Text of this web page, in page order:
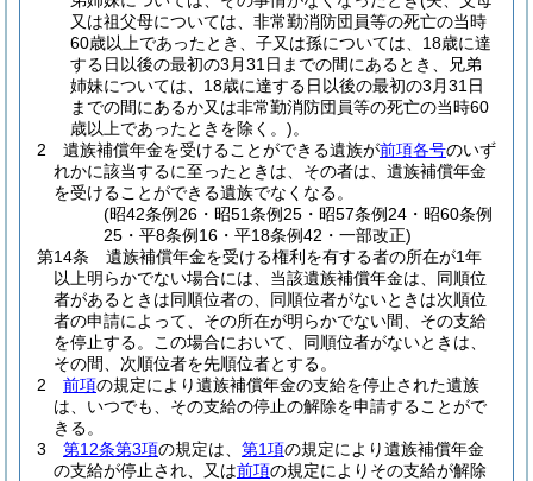
又は祖父母については、非常勤消防団員等の死亡の当時
60歳以上であったとき、子又は孫については、18歳に達
する日以後の最初の3月31日までの間にあるとき、兄弟
姉妹については、18歳に達する日以後の最初の3月31日
までの間にあるか又は非常勤消防団員等の死亡の当時60
歳以上であったときを除く。)。
2
遺族補償年金を受けることができる遺族が前項各号のいず
れかに該当するに至ったときは、その者は、遺族補償年金
を受けることができる遺族でなくなる。
(昭42条例26・昭51条例25・昭57条例24・昭60条例
25・平8条例16・平18条例42・一部改正)
第14条
遺族補償年金を受ける権利を有する者の所在が1年
以上明らかでない場合には、当該遺族補償年金は、同順位
者があるときは同順位者の、同順位者がないときは次順位
者の申請によって、その所在が明らかでない間、その支給
を停止する。
この場合において、同順位者がないときは、
その間、次順位者を先順位者とする。
2
前項の規定により遺族補償年金の支給を停止された遺族
は、いつでも、その支給の停止の解除を申請することがで
きる。
3
第12条第3項の規定は、 第1項の規定により遺族補償年金
の支給が停止され、又は前項の規定によりその支給が解除